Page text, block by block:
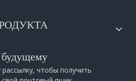
будущему
чтобы получить